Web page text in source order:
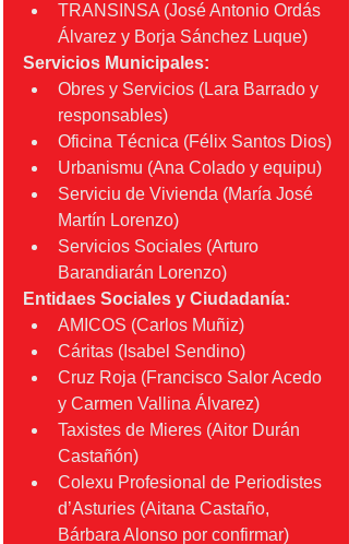
TRANSINSA (José Antonio Ordás
Álvarez y Borja Sánchez Luque)
Servicios Municipales:
Obres y Servicios (Lara Barrado y
responsables)
Oficina Técnica (Félix Santos Dios)
Urbanismu (Ana Colado y equipu)
Serviciu de Vivienda (María José
Martín Lorenzo)
Servicios Sociales (Arturo
Barandiarán Lorenzo)
Entidaes Sociales y Ciudadanía:
AMICOS (Carlos Muñiz)
Cáritas (Isabel Sendino)
Cruz Roja (Francisco Salor Acedo
y Carmen Vallina Álvarez)
Taxistes de Mieres (Aitor Durán
Castañón)
Colexu Profesional de Periodistes
d’Asturies (Aitana Castaño,
Bárbara Alonso por confirmar)